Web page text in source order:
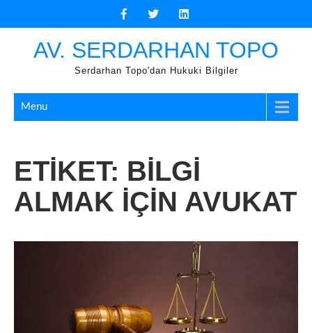
AV. SERDARHAN TOPO
Serdarhan Topo'dan Hukuki Bilgiler
Menu
ETIKET: BILGI
ALMAK IÇIN AVUKAT